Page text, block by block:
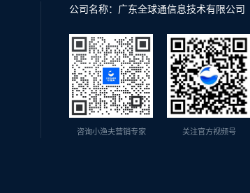
公司名称：广东全球通信息技术有限公司
咨询小渔夫营销专家 关注官方视频号